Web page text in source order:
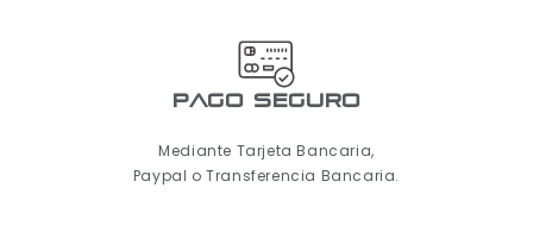
pago seguro
Mediante Tarjeta Bancaria,
Paypal o Transferencia Bancaria.